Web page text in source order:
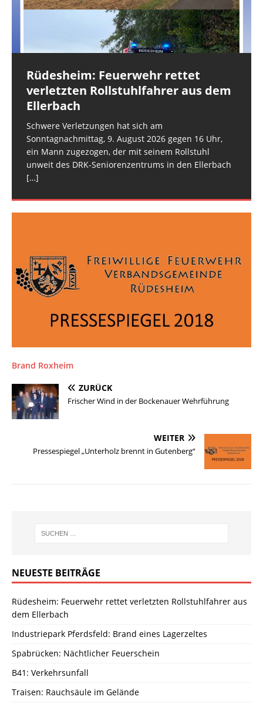
Rüdesheim: Feuerwehr rettet
verletzten Rollstuhlfahrer aus dem
Ellerbach
Schwere Verletzungen hat sich am
Sonntagnachmittag, 9. August 2026 gegen 16 Uhr,
ein Mann zugezogen, der mit seinem Rollstuhl
unweit des DRK-Seniorenzentrums in den Ellerbach
[…]
Industriepark Pferdsfeld: Brand
eines Lagerzeltes
Als die Ausrückegemeinschaft Allenfeld-Winterbach
und die FEZ Rüdesheim am frühen Sonntagmorgen
gegen 7:15 Uhr mit dem Stichwort „Rauchsäule im
Gelände“ alarmiert wurden, ahnte niemand, dass
Spabrücken: Nächtlicher
Feuerschein
Am späten Samstagabend alarmierte die Leitstelle
Mainz die Ausrückegemeinschaft Spabrücken-
Hergenfeld und die FEZ Rüdesheim zur Erkundung
eines Feuerscheins, den Notrufmeldende aus
Spabrücken gemeldet hatten. Der[…]
[…]
Brand Roxheim
ZURÜCK
Frischer Wind in der Bockenauer Wehrführung
WEITER
Pressespiegel „Unterholz brennt in Gutenberg“
NEUESTE BEITRÄGE
Rüdesheim: Feuerwehr rettet verletzten Rollstuhlfahrer aus
dem Ellerbach
Industriepark Pferdsfeld: Brand eines Lagerzeltes
Spabrücken: Nächtlicher Feuerschein
B41: Verkehrsunfall
Traisen: Rauchsäule im Gelände